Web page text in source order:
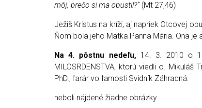
môj, prečo si ma opustil?“(Mt 27,46)
Ježiš Kristus na kríži, aj napriek Otcovej
Ňom bola jeho Matka Panna Mária. Ona
Na 4. pôstnu nedeľu,14. 3. 2010 o
MILOSRDENSTVA, ktorú viedli o.
PhD., farár vo farnosti Svidník Záhradná.
neboli nájdené žiadne obrázky